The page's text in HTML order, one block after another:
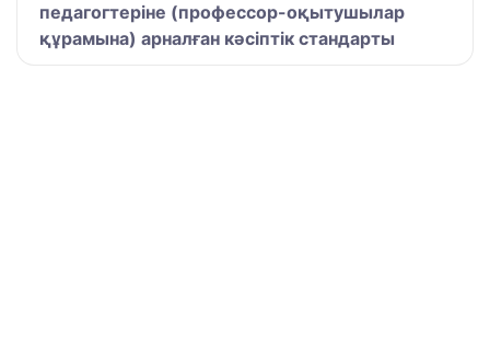
педагогтеріне (профессор-оқытушылар
құрамына) арналған кәсіптік стандарты